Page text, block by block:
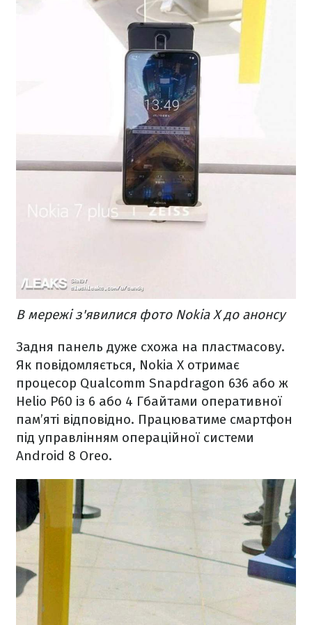
В мережі з'явилися фото Nokia X до анонсу
Задня панель дуже схожа на пластмасову.
Як повідомляється, Nokia X отримає
процесор Qualcomm Snapdragon 636 або ж
Helio P60 із 6 або 4 Гбайтами оперативної
пам’яті відповідно. Працюватиме смартфон
під управлінням операційної системи
Android 8 Oreo.